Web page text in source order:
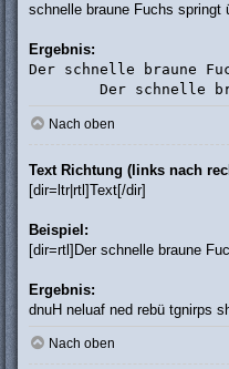
schnelle braune Fuchs springt
Ergebnis:
Der schnelle braune
Der schnelle
Nach oben
Text Richtung (links nach
[dir=ltr|rtl]Text[/dir]
Beispiel:
[dir=rtl]Der schnelle braune
Ergebnis:
Der schnelle braune Fuchs
Nach oben